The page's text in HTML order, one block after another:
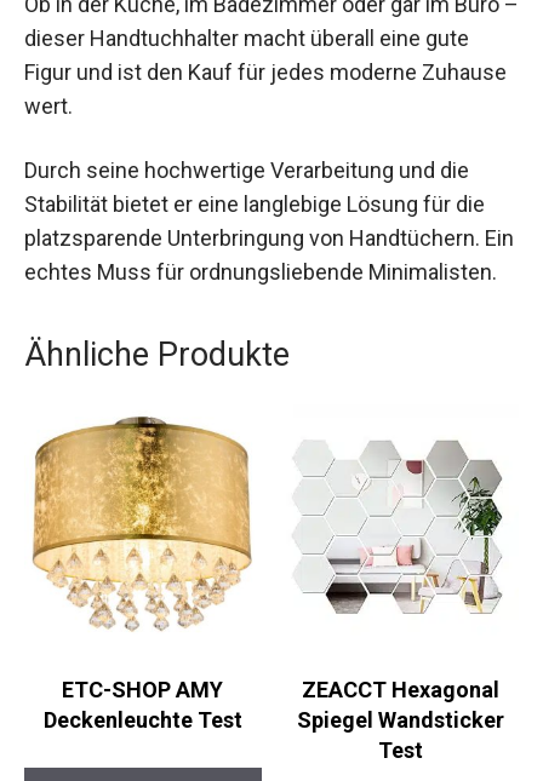
dieser Handtuchhalter macht überall eine gute
Figur und ist den Kauf für jedes moderne Zuhause
wert.
Durch seine hochwertige Verarbeitung und die
Stabilität bietet er eine langlebige Lösung für die
platzsparende Unterbringung von Handtüchern. Ein
echtes Muss für ordnungsliebende Minimalisten.
Ähnliche Produkte
ETC-SHOP AMY
Deckenleuchte Test
ZEACCT Hexagonal
Spiegel Wandsticker
Test